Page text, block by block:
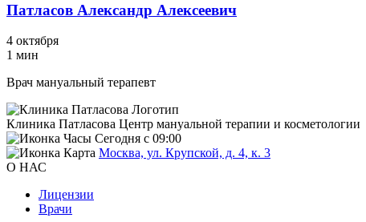
Патласов Александр Алексеевич
4 октября
1 мин
Врач мануальный терапевт
Клиника Патласова Центр мануальной терапии и косметологии
Сегодня с 09:00
Москва, ул. Крупской, д. 4, к. 3
О НАС
Лицензии
Врачи